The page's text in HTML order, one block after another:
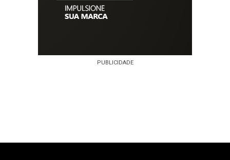
PUBLICIDADE